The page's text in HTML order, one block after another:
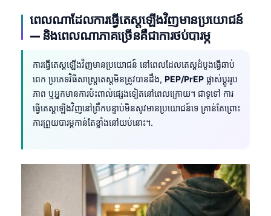
ពេលណាដែលការធ្វើតេស្តឡើងវិញមានប្រយោជន៍
— និងពេលណាភាគច្រើនគឺជាការថប់បារម្ភ
ការធ្វើតេស្តឡើងវិញមានប្រយោជន៍ នៅពេលដែលតេស្តដំបូងធ្វើឆាប់
ពេក ប្រភេទវិធីសាស្ត្រតេស្តមិនត្រូវបានដឹង, PEP/PrEP ផ្លាស់ប្តូររូប
ភាព ឬអ្នកមានការប៉ះពាល់ផ្សេងទៀតនៅពេលក្រោយ។ ជាទូទៅ ការ
ធ្វើតេស្តឡើងវិញនៅព្រឹកបន្ទាប់មិនសូវមានប្រយោជន៍ទេ គ្រាន់តែព្រោះ
ការព្រួយបារម្ភកាន់តែខ្លាំងនៅយប់នោះ។.
Basa Jawa
ئۇيغۇرچە
Татар теле
Беларуская мова
Esperanto
Frysk
Ślōnskŏ gŏdka
Norsk bokmål